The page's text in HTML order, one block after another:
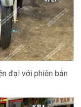
đại với phiên bản